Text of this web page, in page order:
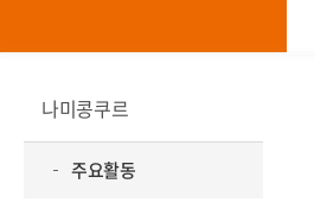
나미콩쿠르
주요활동